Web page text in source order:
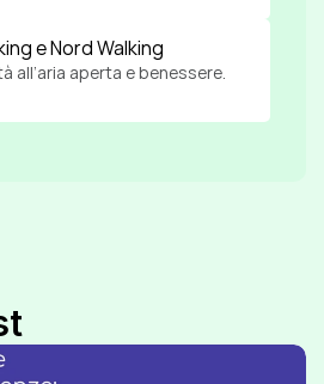
e Nord Walking
all’aria aperta e benessere.